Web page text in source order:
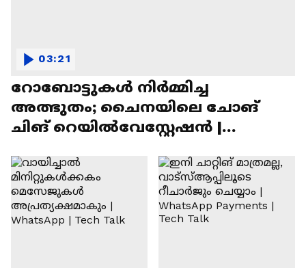
റോബോട്ടുകൾ നിർമ്മിച്ച
അത്ഭുതം; ചൈനയിലെ ചോങ്
ചിങ് റെയിൽവേസ്റ്റേഷൻ |
03:21